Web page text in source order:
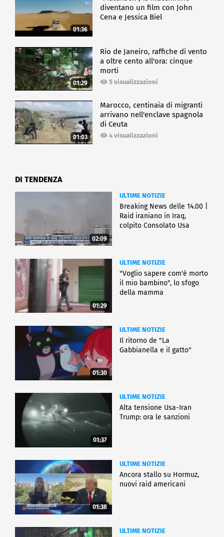
01:36
diventano un film con John
Cena e Jessica Biel
01:29
Rio de Janeiro, raffiche di vento
a oltre cento all'ora: cinque
morti
5 visualizzazioni
01:03
Marocco, centinaia di migranti
arrivano nell'enclave spagnola
di Ceuta
4 visualizzazioni
DI TENDENZA
02:09
ULTIME NOTIZIE
Breaking News delle 14.00 |
Raid iraniano in Iraq,
colpito Consolato Usa
01:29
ULTIME NOTIZIE
"Voglio sapere com'è morto
il mio bambino", lo sfogo
della mamma
01:30
ULTIME NOTIZIE
Il ritorno de "La
Gabbianella e il gatto"
01:37
ULTIME NOTIZIE
Alta tensione Usa-Iran
Trump: ora le sanzioni
01:38
ULTIME NOTIZIE
Ancora stallo su Hormuz,
nuovi raid americani
ULTIME NOTIZIE